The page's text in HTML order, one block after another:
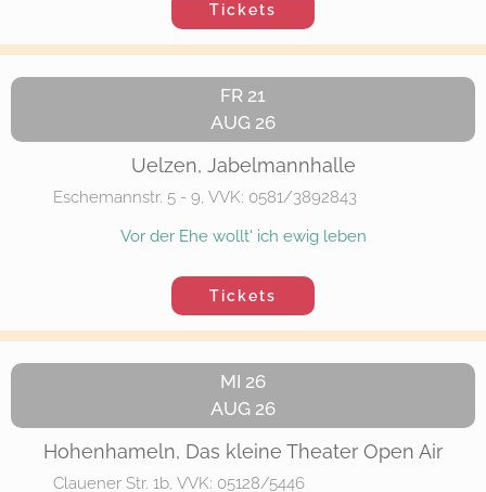
Tickets
FR 21
AUG 26
Uelzen, Jabelmannhalle
Eschemannstr. 5 - 9, VVK: 0581/3892843
Vor der Ehe wollt' ich ewig leben
Tickets
MI 26
AUG 26
Hohenhameln, Das kleine Theater Open Air
Clauener Str. 1b, VVK: 05128/5446